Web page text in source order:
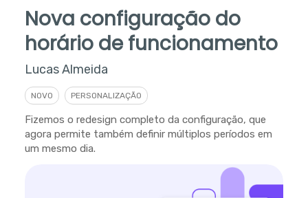
Nova configuração do
horário de funcionamento
Lucas Almeida
NOVO PERSONALIZAÇÃO
Fizemos o redesign completo da configuração, que
agora permite também definir múltiplos períodos em
um mesmo dia.